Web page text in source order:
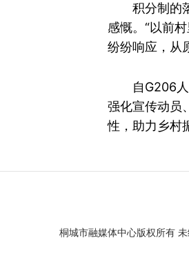
积分制的
感慨。“以前
纷纷响应，从
自G206
强化宣传动员
性，助力乡村
桐城市融媒体中心版权所有